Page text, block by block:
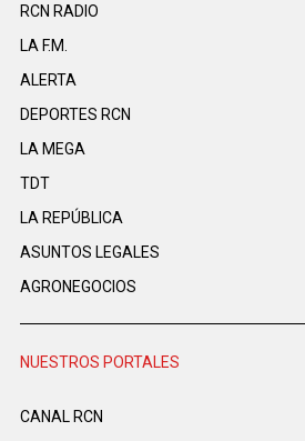
RCN RADIO
LA F.M.
ALERTA
DEPORTES RCN
LA MEGA
TDT
LA REPÚBLICA
ASUNTOS LEGALES
AGRONEGOCIOS
NUESTROS PORTALES
CANAL RCN